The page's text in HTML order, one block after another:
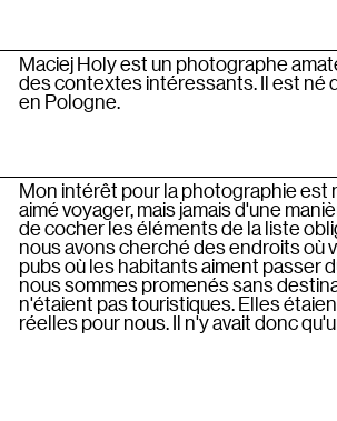
Maciej Holy est un photographe
des contextes intéressants. Il est né
en Pologne.
Mon intérêt pour la photographie est
aimé voyager, mais jamais d'une
de cocher les éléments de la liste
nous avons cherché des endroits où
pubs où les habitants aiment passer
nous sommes promenés sans
n'étaient pas touristiques. Elles
réelles pour nous. Il n'y avait donc